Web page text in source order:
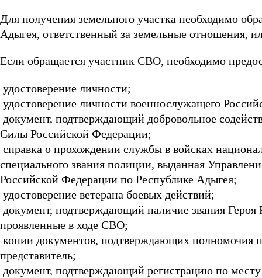
Для получения земельного участка необходимо
Адыгея, ответственный за земельные отношения,
Если обращается участник СВО, необходимо
удостоверение личности;
удостоверение личности военнослужащего
документ, подтверждающий добровольное
Силы Российской Федерации;
справка о прохождении службы в войсках
специального звания полиции, выданная
Российской Федерации по Республике Адыгея;
удостоверение ветерана боевых действий;
документ, подтверждающий наличие звания Героя
проявленные в ходе СВО;
копии документов, подтверждающих полномочия
представитель;
документ, подтверждающий регистрацию по